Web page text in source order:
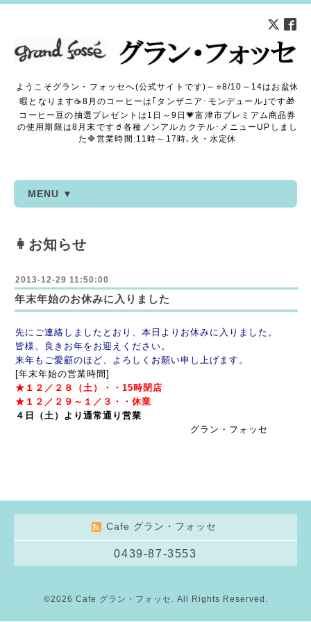
ようこそグラン・フォッセへ(公式サイトです)～⭐8/10～14はお盆休
暇となります☕8月のコーヒーは｢タンザニア･モンデュール｣です🎁
コーヒー豆の抽選プレゼントは1日～9日💗富津市プレミアム商品券
の使用期限は8月末です🥤各種ノンアルカクテル･メニューUPしまし
た🔷営業時間:11時～17時､火・水定休
MENU ▼
👩お知らせ
2013-12-29 11:50:00
年末年始のお休みに入りました
先にご連絡しましたとおり、本日よりお休みに入りました。
皆様、良きお年をお迎えください。
来年もご愛顧のほど、よろしくお願い申し上げます。
[年末年始の営業時間]
★１２／２８（土）・・15時閉店
★１２／２９～１／３・・休業
４日（土）より通常通り営業
グラン・フォッセ
Cafe グラン・フォッセ
0439-87-3553
©2026 Cafe グラン・フォッセ . All Rights Reserved.